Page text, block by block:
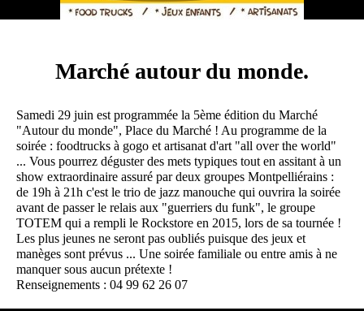
Marché autour du monde.
Samedi 29 juin est programmée la 5ème édition du Marché
"Autour du monde", Place du Marché ! Au programme de la
soirée : foodtrucks à gogo et artisanat d'art "all over the world"
... Vous pourrez déguster des mets typiques tout en assitant à un
show extraordinaire assuré par deux groupes Montpelliérains :
de 19h à 21h c'est le trio de jazz manouche qui ouvrira la soirée
avant de passer le relais aux "guerriers du funk", le groupe
TOTEM qui a rempli le Rockstore en 2015, lors de sa tournée !
Les plus jeunes ne seront pas oubliés puisque des jeux et
manèges sont prévus ... Une soirée familiale ou entre amis à ne
manquer sous aucun prétexte !
Renseignements : 04 99 62 26 07